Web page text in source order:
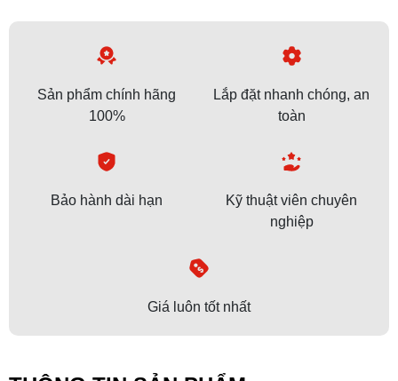
Sản phẩm chính hãng
100%
Lắp đặt nhanh chóng, an
toàn
Bảo hành dài hạn
Kỹ thuật viên chuyên
nghiệp
Giá luôn tốt nhất